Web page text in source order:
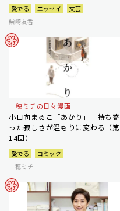
愛でる エッセイ
文芸
柴崎友香
一穂ミチの日々漫画
小日向まるこ「あかり」 持ち寄
った寂しさが温もりに変わる（第
14回）
愛でる
コミック
一穂ミチ